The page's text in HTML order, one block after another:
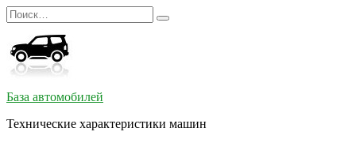
Перейти
к
содержанию
Search
for:
База автомобилей
Технические характеристики машин